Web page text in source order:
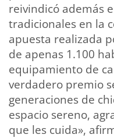
reivindicó además
tradicionales en la
apuesta realizada
de apenas 1.100
equipamiento de
verdadero premio
generaciones de
espacio sereno,
que les cuida»,